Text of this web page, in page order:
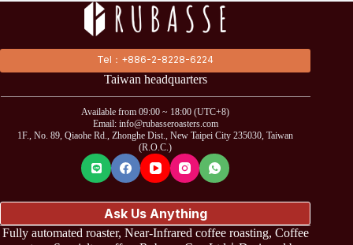
Tel：+886-2-8228-6224
Taiwan headquarters
Available from 09:00 ~ 18:00 (UTC+8)
Email: info@rubasseroasters.com
1F., No. 89, Qiaohe Rd., Zhonghe Dist., New Taipei City 235030, Taiwan
(R.O.C.)
Ask Us Anything
Fully automated roaster, Near-Infrared coffee roasting, Coffee